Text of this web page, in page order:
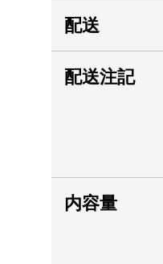
配送
配送注記
内容量